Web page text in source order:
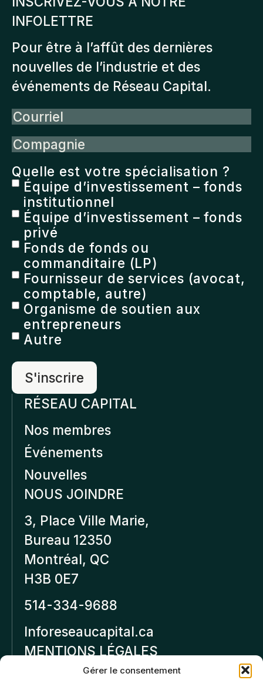
Gérer le consentement
INFOLETTRE
Pour être à l’affût des dernières
nouvelles de l’industrie et des
événements de Réseau Capital.
Courriel
Compagnie
Quelle est votre spécialisation ?
Équipe d’investissement – fonds
institutionnel
Équipe d’investissement – fonds
privé
Fonds de fonds ou
commanditaire (LP)
Fournisseur de services (avocat,
comptable, autre)
Organisme de soutien aux
entrepreneurs
Autre
RÉSEAU CAPITAL
Nos membres
Événements
Nouvelles
NOUS JOINDRE
3, Place Ville Marie,
Bureau 12350
Montréal, QC
H3B 0E7
514-334-9688
Inforeseaucapital.ca
MENTIONS LÉGALES